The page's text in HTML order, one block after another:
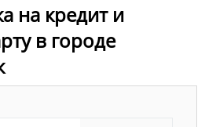
на кредит и
в городе